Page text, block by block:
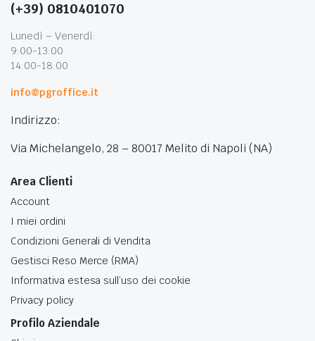
(+39) 0810401070
Lunedì – Venerdì:
9:00-13:00
14:00-18:00
info@pgroffice.it
Indirizzo:
Via Michelangelo, 28 – 80017 Melito di Napoli (NA)
Area Clienti
Account
I miei ordini
Condizioni Generali di Vendita
Gestisci Reso Merce (RMA)
Informativa estesa sull’uso dei cookie
Privacy policy
Profilo Aziendale